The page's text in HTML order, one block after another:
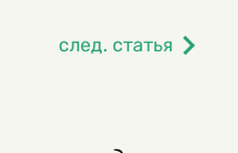
след. статья